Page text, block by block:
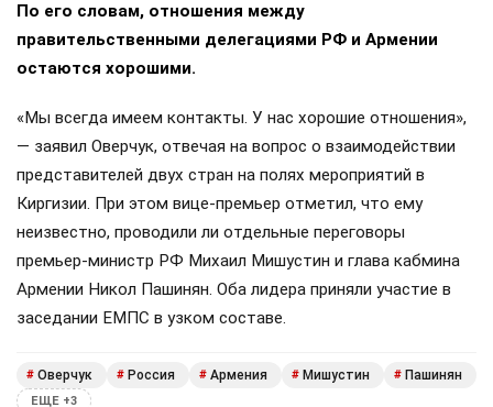
По его словам, отношения между
правительственными делегациями РФ и Армении
остаются хорошими.
«Мы всегда имеем контакты. У нас хорошие отношения»,
— заявил Оверчук, отвечая на вопрос о взаимодействии
представителей двух стран на полях мероприятий в
Киргизии. При этом вице-премьер отметил, что ему
неизвестно, проводили ли отдельные переговоры
премьер-министр РФ Михаил Мишустин и глава кабмина
Армении Никол Пашинян. Оба лидера приняли участие в
заседании ЕМПС в узком составе.
# Оверчук # Россия # Армения # Мишустин # Пашинян
ЕЩЕ +3